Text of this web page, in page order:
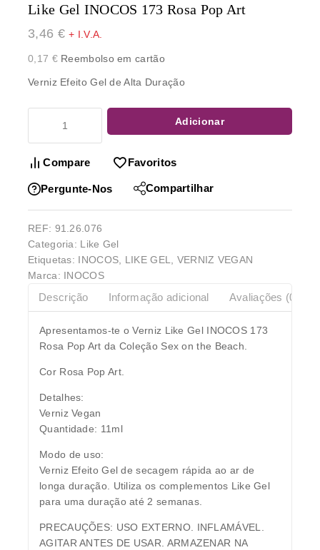
Like Gel INOCOS 173 Rosa Pop Art
3,46 € + I.V.A.
0,17 €Reembolso em cartão
Verniz Efeito Gel de Alta Duração
Adicionar
Compare Favoritos
Pergunte-Nos Compartilhar
REF: 91.26.076
Categoria: Like Gel
Etiquetas: INOCOS LIKE GEL
VERNIZ VEGAN
Marca: INOCOS
Descrição Informação adicional Avaliações (0)
Apresentamos-te o Verniz Like Gel INOCOS 173
Rosa Pop Art da Coleção Sex on the Beach.
Cor Rosa Pop Art.
Detalhes:
Verniz Vegan
Quantidade: 11ml
Modo de uso:
Verniz Efeito Gel de secagem rápida ao ar de
longa duração. Utiliza os complementos Like Gel
para uma duração até 2 semanas.
PRECAUÇÕES: USO EXTERNO. INFLAMÁVEL.
AGITAR ANTES DE USAR. ARMAZENAR NA